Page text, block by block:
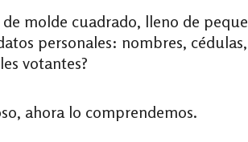
de molde cuadrado, lleno de
personales: nombres,
votantes?
ahora lo comprendemos.